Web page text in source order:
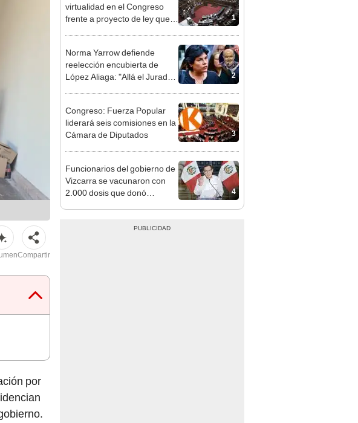
Compartir
por
1
virtualidad en el Congreso
frente a proyecto de ley que
2
Norma Yarrow defiende
reelección encubierta de
López Aliaga: "Allá el Jurado
3
Congreso: Fuerza Popular
liderará seis comisiones en la
Cámara de Diputados
4
Funcionarios del gobierno de
Vizcarra se vacunaron con
2.000 dosis que donó